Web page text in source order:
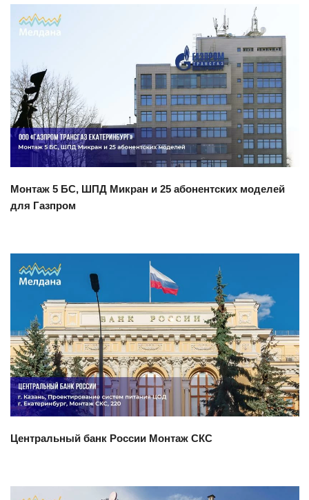
Смотреть проект
Монтаж 5 БС, ШПД Микран и 25 абонентских моделей
для Газпром
Смотреть проект
Центральный банк России Монтаж СКС